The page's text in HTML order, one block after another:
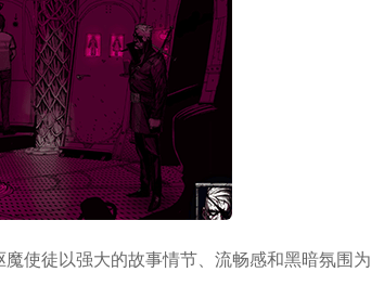
使徒以强大的故事情节、流畅感和黑暗氛围为